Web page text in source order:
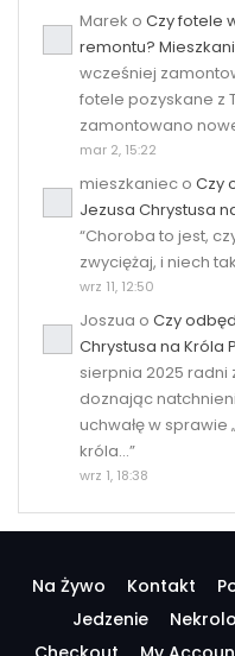
Marek o Czy fotele
remontu?
wcześniej
fotele pozyskane z
zamontowano
mar 2, 15:22
mieszkaniec o Czy
Jezusa Chrystusa
“Choroba to jest,
zwyciężaj, i niech
wrz 11, 12:50
Joszua o Czy
Chrystusa na Króla
sierpnia 2025
doznając
uchwałę w sprawie
króla…”
wrz 1, 18:38
Na Żywo Kontakt
Jedzenie